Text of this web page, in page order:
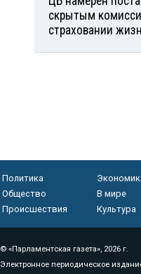
скрытым
страховании
Политика
Общество
В мире
Происшествия
Культура
© «Парламентская газета», 2026 г.
Электронное периодическое